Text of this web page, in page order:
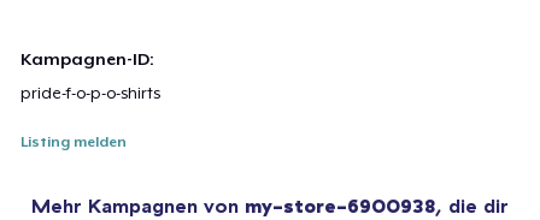
Kampagnen-ID:
pride-f-o-p-o-shirts
Listing melden
Mehr Kampagnen von my-store-6900938, die dir